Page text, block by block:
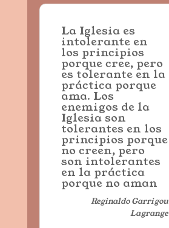
La Iglesia es
intolerante en
los principios
porque cree, pero
es tolerante en la
práctica porque
ama. Los
enemigos de la
Iglesia son
tolerantes en los
principios porque
no creen, pero
son intolerantes
en la práctica
porque no aman
Reginaldo Garrigou
Lagrange